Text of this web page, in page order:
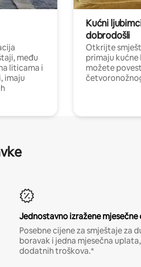
među
liticama i
imaju
Kućni
dobrodošli
Otkrijte
primaju kućne
možete
Jednostavno izražene mjesečne
Posebne cijene za smještaje za
boravak i jedna mjesečna
dodatnih troškova.*